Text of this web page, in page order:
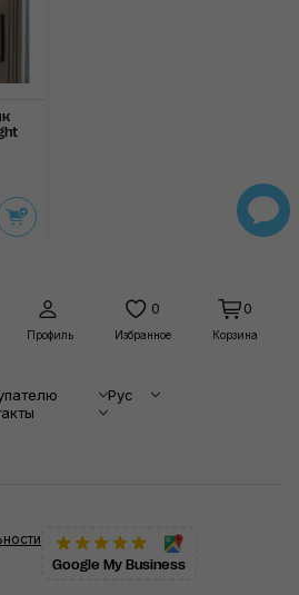
Профиль
0
Избранное
0
Корзина
Рус
Google My Business